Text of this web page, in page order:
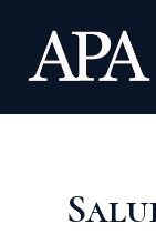
contenido